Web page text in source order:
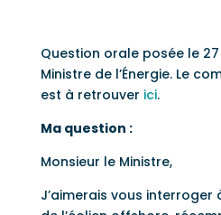
Question orale posée le
Ministre de l’Énergie. Le
est à retrouver ici.
Ma question :
Monsieur le Ministre,
J’aimerais vous